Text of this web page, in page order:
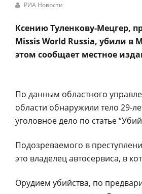
РИА Новости
Ксению Туленкову-Мецгер,
Missis World Russia, убили в
этом сообщает местное
По данным областного
области обнаружили тело 29-
уголовное дело по статье
Подозреваемого в
это владелец автосервиса, в
Орудием убийства, по